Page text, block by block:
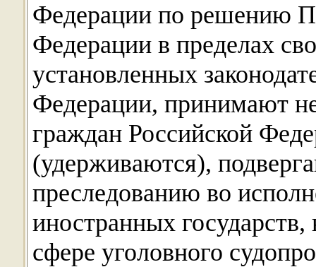
Федерации по решению
Федерации в пределах
установленных
Федерации, принимают
граждан Российской
(удерживаются),
преследованию во
иностранных
сфере уголовного